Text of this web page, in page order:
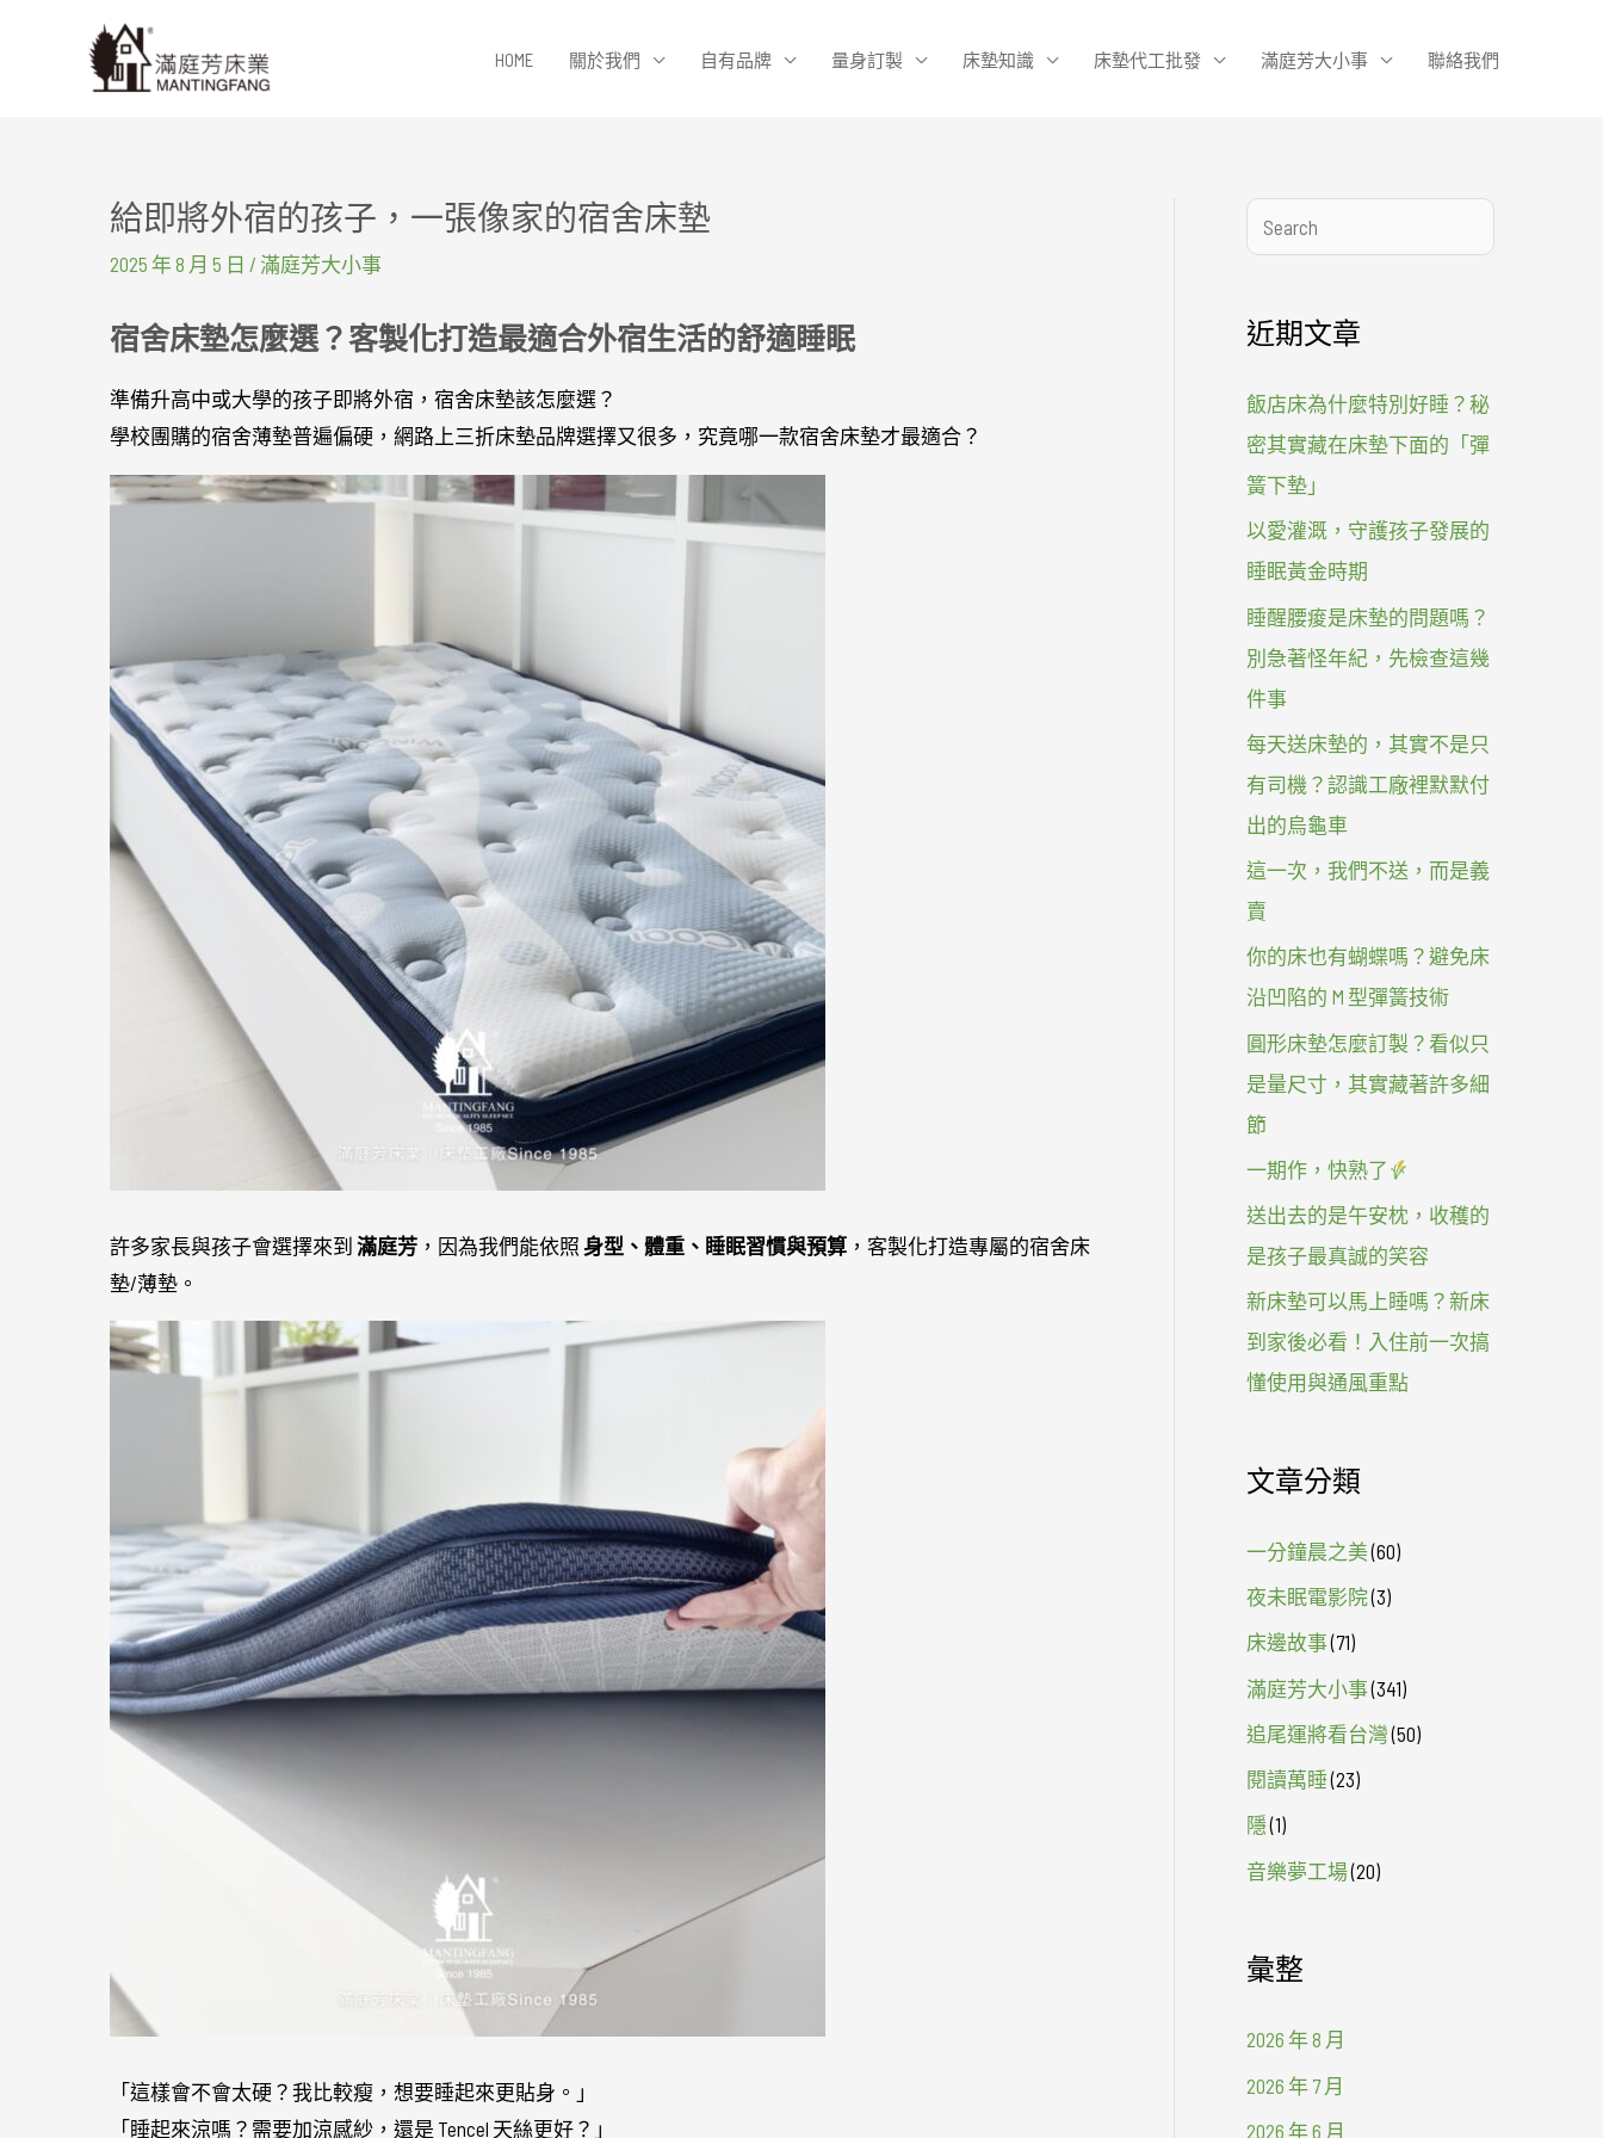
HOME 關於我們 自有品牌 量身訂製 床墊知識 床墊代工批發 滿庭芳大小事 聯絡我們
給即將外宿的孩子，一張像家的宿舍床墊
2025 年 8 月 5 日 / 滿庭芳大小事
宿舍床墊怎麼選？客製化打造最適合外宿生活的舒適睡眠
準備升高中或大學的孩子即將外宿，宿舍床墊該怎麼選？
學校團購的宿舍薄墊普遍偏硬，網路上三折床墊品牌選擇又很多，究竟哪一款宿舍床墊才最適合？
許多家長與孩子會選擇來到 滿庭芳 ，因為我們能依照 身型、體重、睡眠習慣與預算 ，客製化打造專屬的宿舍床
墊/薄墊。
「這樣會不會太硬？我比較瘦，想要睡起來更貼身。」
「睡起來涼嗎？需要加涼感紗，還是 Tencel 天絲更好？」
搜
尋
近期文章
飯店床為什麼特別好睡？秘
密其實藏在床墊下面的「彈
簧下墊」
以愛灌溉，守護孩子發展的
睡眠黃金時期
睡醒腰痠是床墊的問題嗎？
別急著怪年紀，先檢查這幾
件事
每天送床墊的，其實不是只
有司機？認識工廠裡默默付
出的烏龜車
這一次，我們不送，而是義
賣
你的床也有蝴蝶嗎？避免床
沿凹陷的 M 型彈簧技術
圓形床墊怎麼訂製？看似只
是量尺寸，其實藏著許多細
節
一期作，快熟了
送出去的是午安枕，收穫的
是孩子最真誠的笑容
新床墊可以馬上睡嗎？新床
到家後必看！入住前一次搞
懂使用與通風重點
文章分類
一分鐘晨之美(60)
夜未眠電影院(3)
床邊故事(71)
滿庭芳大小事(341)
追尾運將看台灣(50)
閱讀萬睡(23)
隱(1)
音樂夢工場(20)
彙整
2026 年 8 月
2026 年 7 月
2026 年 6 月